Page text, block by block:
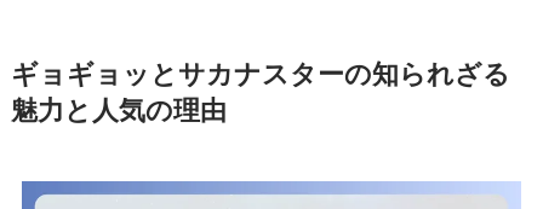
ギョギョッとサカナスターの知られざる
魅力と人気の理由